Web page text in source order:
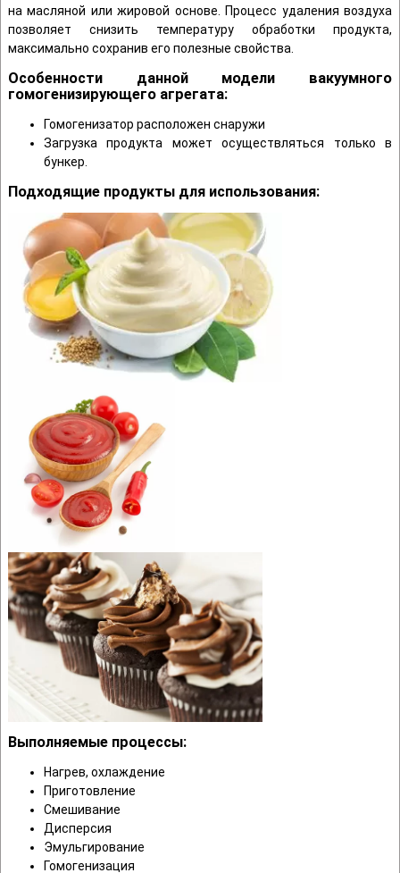
на масляной или жировой основе. Процесс удаления воздуха
позволяет снизить температуру обработки продукта,
максимально сохранив его полезные свойства.
Особенности данной модели вакуумного
гомогенизирующего агрегата:
Гомогенизатор расположен снаружи
Загрузка продукта может осуществляться только в
бункер.
Подходящие продукты для использования:
Выполняемые процессы:
Нагрев, охлаждение
Приготовление
Смешивание
Дисперсия
Эмульгирование
Гомогенизация